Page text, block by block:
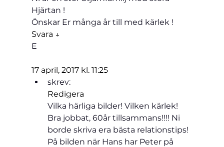
Hjärtan !
Önskar Er många år till med kärlek !
Svara ↓
E
17 april, 2017 kl. 11:25
skrev:
Redigera
Vilka härliga bilder! Vilken kärlek!
Bra jobbat, 60år tillsammans!!!! Ni
borde skriva era bästa relationstips!
På bilden när Hans har Peter på